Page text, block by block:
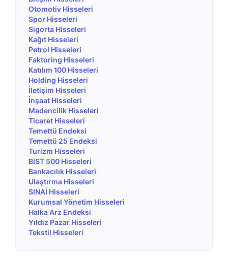
Otomotiv Hisseleri
Spor Hisseleri
Sigorta Hisseleri
Kağıt Hisseleri
Petrol Hisseleri
Faktoring Hisseleri
Katılım 100 Hisseleri
Holding Hisseleri
İletişim Hisseleri
İnşaat Hisseleri
Madencilik Hisseleri
Ticaret Hisseleri
Temettü Endeksi
Temettü 25 Endeksi
Turizm Hisseleri
BIST 500 Hisseleri
Bankacılık Hisseleri
Ulaştırma Hisseleri
SINAİ Hisseleri
Kurumsal Yönetim Hisseleri
Halka Arz Endeksi
Yıldız Pazar Hisseleri
Tekstil Hisseleri